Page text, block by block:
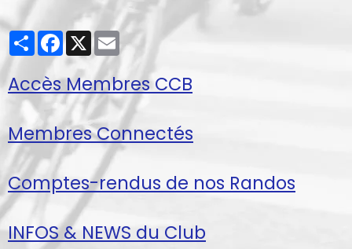
PartagerFacebook
X Email
Accès Membres CCB
Membres Connectés
Comptes-rendus de nos Randos
INFOS & NEWS du Club